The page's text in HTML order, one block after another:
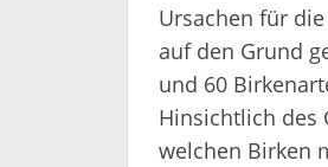
Ursachen für
auf den Grund
und 60
Hinsichtlich des
welchen Birken